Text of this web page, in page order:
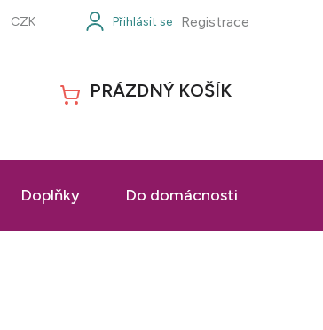
CZK Registrace
NÁKUPNÍ
PRÁZDNÝ KOŠÍK
Doplňky Do domácnosti